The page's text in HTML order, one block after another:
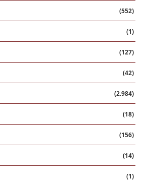
(552)
(1)
(127)
(42)
(2.984)
(18)
(156)
(14)
(1)